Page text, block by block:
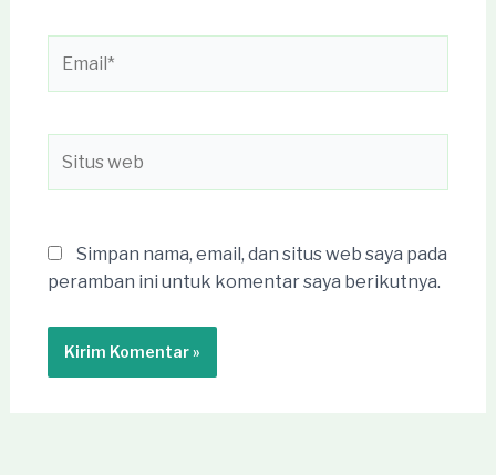
web
Simpan nama, email, dan situs web saya pada
peramban ini untuk komentar saya berikutnya.